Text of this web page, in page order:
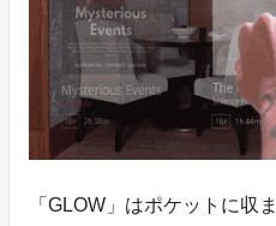
「GLOW」はポケットに収